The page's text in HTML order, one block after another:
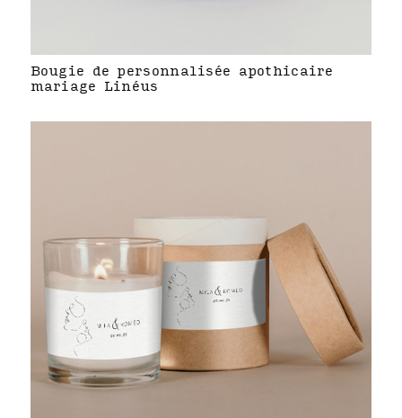
Bougie de personnalisée apothicaire
mariage Linéus